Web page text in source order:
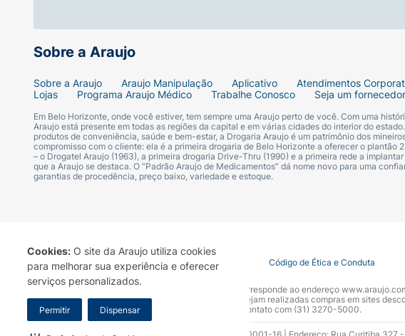
Cookies: O site da Araujo utiliza cookies
para melhorar sua experiência e oferecer
serviços personalizados.
Permitir Dispensar
Sobre a Araujo
Sobre a Araujo Araujo Manipulação Aplicativo Atendimentos
Lojas
Programa Araujo Médico Trabalhe Conosco Seja um fornecedor
Em Belo Horizonte, onde você estiver, tem sempre uma Araujo perto de você. Com uma
Araujo está presente em todas as regiões da capital e em várias cidades do interior do
produtos de conveniência, saúde e bem-estar, a Drogaria Araujo é um patrimônio dos
compromisso com o cliente: ela é a primeira drogaria de Belo Horizonte a oferecer o
– o Drogatel Araujo (1963), a primeira drogaria Drive-Thru (1990) e a primeira rede a
que a Araujo se destaca. O “Padrão Araujo de Medicamentos” dá nome novo para uma
garantias de procedência, preço baixo, variedade e estoque.
Termo de Uso Portal da Privacidade Covid-19 Código de Ética e Conduta
A Drogaria Araujo S/A informa que o seu site oficial corresponde ao endereço
marca. Para sua segurança recomendamos que não sejam realizadas compras em sites
Araujo S.A. Em caso de dúvidas, gentileza entrar em contato com (31) 3270-5000.